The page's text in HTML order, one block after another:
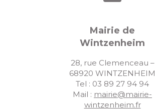
Mairie de
Wintzenheim
28, rue Clemenceau –
68920 WINTZENHEIM
Tel : 03 89 27 94 94
Mail : mairie@mairie-
wintzenheim.fr